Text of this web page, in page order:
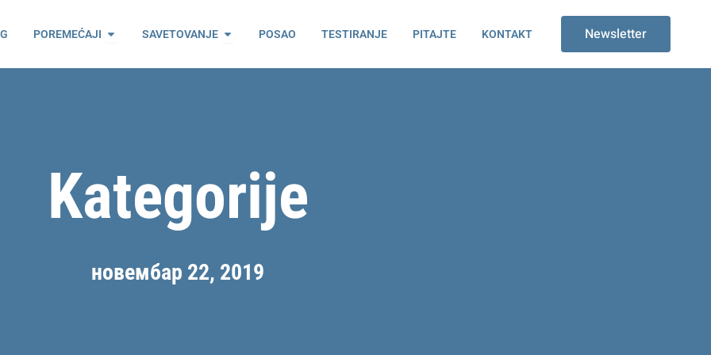
POREMEĆAJI Open Poremećaji
SAVETOVANJE Open Savetovanje
POSAO TESTIRANJE PITAJTE KONTAKT Newsletter
Kategorije
новембар 22, 2019